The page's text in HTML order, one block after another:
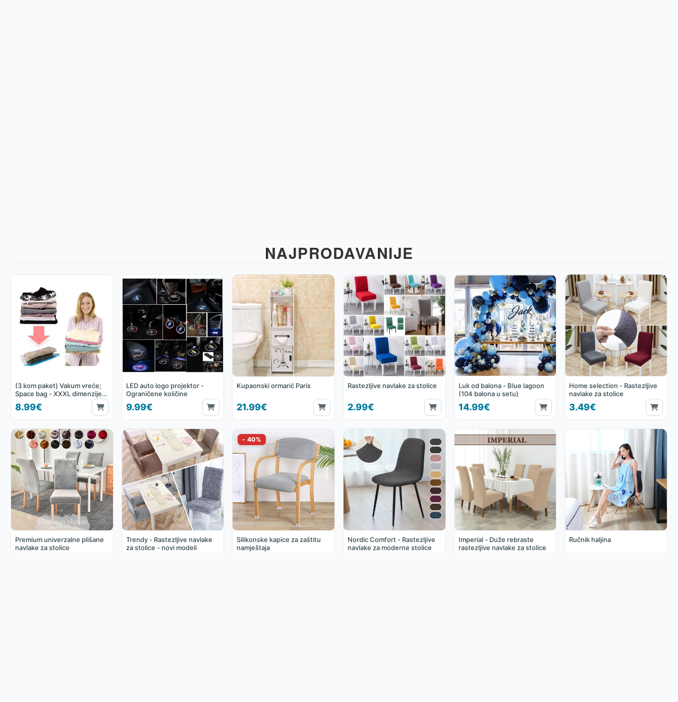
NAJPRODAVANIJE
(3 kom paket) Vakum vreće;
Space bag - XXXL dimenzije
130 x 100 cm
8.99€
LED auto logo projektor -
Ograničene količine
9.99€
Kupaonski ormarić Paris
21.99€
Rastezljive navlake za stolice
2.99€
Luk od balona - Blue lagoon
(104 balona u setu)
14.99€
Home selection - Rastezljive
navlake za stolice
3.49€
Premium univerzalne plišane
navlake za stolice
Trendy - Rastezljive navlake
za stolice - novi modeli
Silikonske kapice za zaštitu
namještaja
Nordic Comfort - Rastezljive
navlake za moderne stolice
Imperial - Duže rebraste
rastezljive navlake za stolice
Ručnik haljina